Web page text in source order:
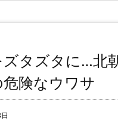
タズタに…北
険なウワサ